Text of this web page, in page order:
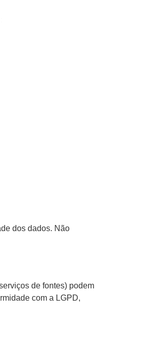
dos dados. Não
de fontes) podem
com a LGPD,